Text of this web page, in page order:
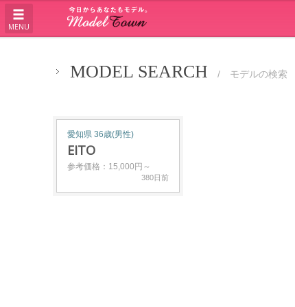
MENU
MODEL SEARCH / モデルの検索
愛知県 36歳(男性)
EITO
参考価格：15,000円～
380日前